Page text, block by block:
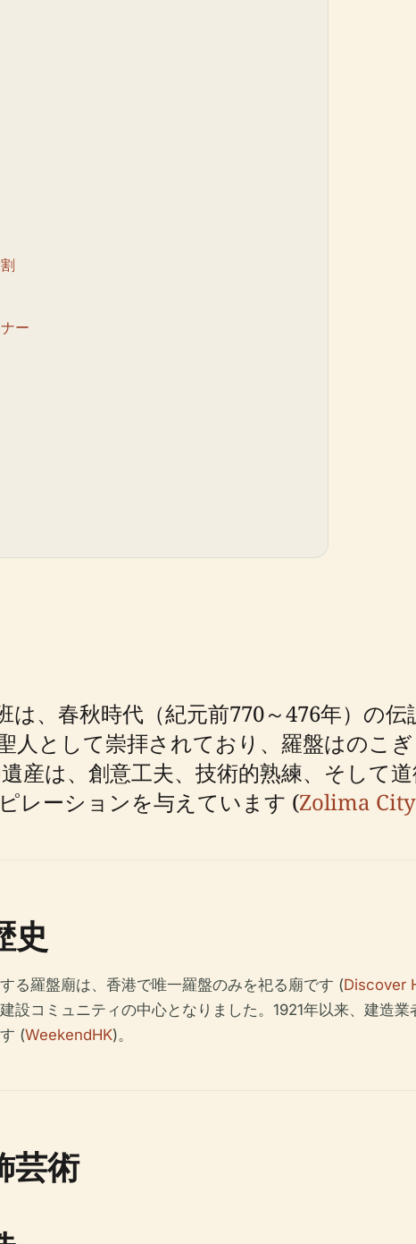
ー
は、春秋時代（紀元前770～476年）の
人として崇拝されており、羅盤はのこ
産は、創意工夫、技術的熟練、そして
レーションを与えています (Zolima
史
る羅盤廟は、香港で唯一羅盤のみを祀る廟です (Discover
設コミュニティの中心となりました。1921年以来、建造
(WeekendHK)。
芸術